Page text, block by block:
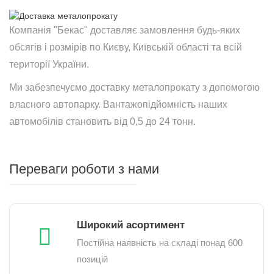
Компанія "Бекас" доставляє замовлення будь-яких
обсягів і розмірів по Києву, Київській області та всій
території України.
Ми забезпечуємо доставку металопрокату з допомогою
власного автопарку. Вантажопідйомність наших
автомобілів становить від 0,5 до 24 тонн.
Переваги роботи з нами
Широкий асортимент
Постійна наявність на складі понад 600
позицій